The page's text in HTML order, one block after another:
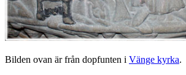
Bilden ovan är från dopfunten i Vänge kyrka.